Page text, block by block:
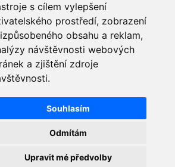
s cílem vylepšení
prostředí, zobrazení
obsahu a reklam,
návštěvnosti webových
a zjištění zdroje
Souhlasím
Odmítám
Upravit mé předvolby